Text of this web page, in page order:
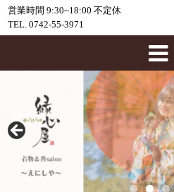
営業時間 9:30~18:00 不定休
TEL. 0742-55-3971